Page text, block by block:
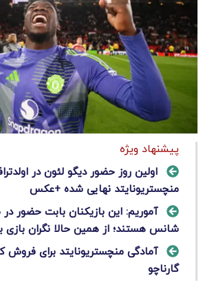
پیشنهاد ویژه
اولین روز حضور دیگو لئون در
منچستریونایتد نهایی شده +عکس
آموریم: این بازیکنان بابت حضور
شانس هستند؛ از همین حالا نگران
آمادگی منچستریونایتد برای فروش
گارناچو